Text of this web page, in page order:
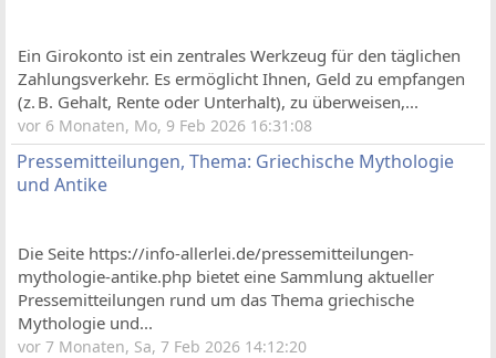
Ein Girokonto ist ein zentrales Werkzeug für den täglichen
Zahlungsverkehr. Es ermöglicht Ihnen, Geld zu empfangen
(z. B. Gehalt, Rente oder Unterhalt), zu überweisen,...
vor 6 Monaten, Mo, 9 Feb 2026 16:31:08
Pressemitteilungen, Thema: Griechische Mythologie
und Antike
Die Seite https://info-allerlei.de/pressemitteilungen-
mythologie-antike.php bietet eine Sammlung aktueller
Pressemitteilungen rund um das Thema griechische
Mythologie und...
vor 7 Monaten, Sa, 7 Feb 2026 14:12:20